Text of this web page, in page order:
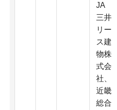
JA
三井
リー
ス建
物株
式会
社、
近畿
総合